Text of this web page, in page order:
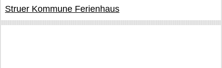
Struer Kommune Ferienhaus